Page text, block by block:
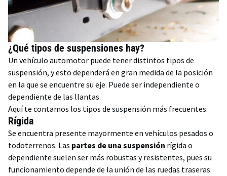
¿Qué tipos de suspensiones hay?
Un vehículo automotor puede tener distintos tipos de
suspensión, y esto dependerá en gran medida de la posición
en la que se encuentre su eje. Puede ser independiente o
dependiente de las llantas.
Aquí te contamos los tipos de suspensión más frecuentes:
Rígida
Se encuentra presente mayormente en vehículos pesados o
todoterrenos. Las partes de una suspensión rígida o
dependiente suelen ser más robustas y resistentes, pues su
funcionamiento depende de la unión de las ruedas traseras